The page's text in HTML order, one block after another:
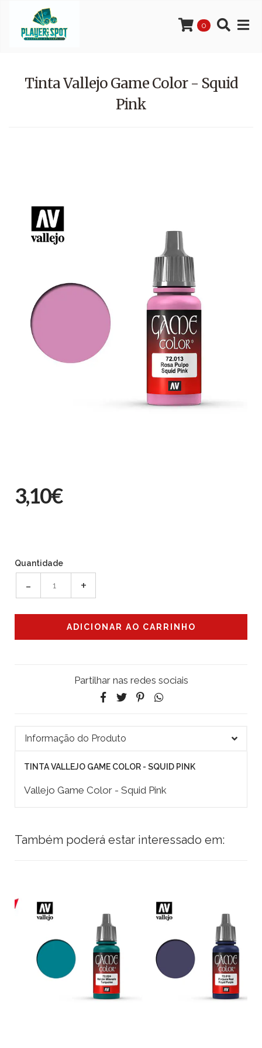
0
Tinta Vallejo Game Color - Squid
Pink
3,10€
Quantidade
- +
Partilhar nas redes sociais
Informação do Produto
TINTA VALLEJO GAME COLOR - SQUID PINK
Vallejo Game Color - Squid Pink
Também poderá estar interessado em: